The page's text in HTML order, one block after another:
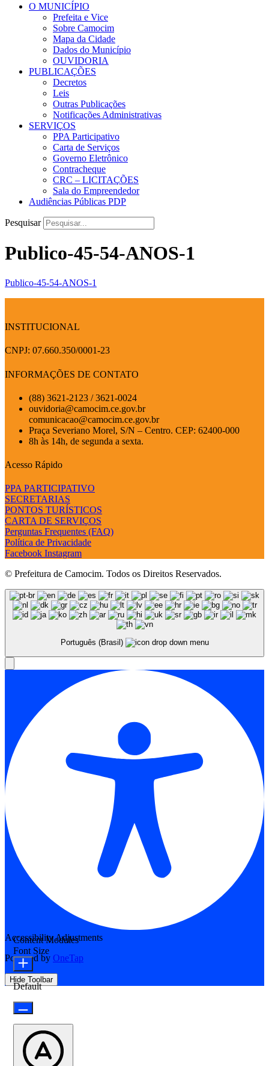
O MUNICÍPIO
Prefeita e Vice
Sobre Camocim
Mapa da Cidade
Dados do Município
OUVIDORIA
PUBLICAÇÕES
Decretos
Leis
Outras Publicações
Notificações Administrativas
SERVIÇOS
PPA Participativo
Carta de Serviços
Governo Eletrônico
Contracheque
CRC – LICITAÇÕES
Sala do Empreendedor
Audiências Públicas PDP
Pesquisar
Publico-45-54-ANOS-1
Publico-45-54-ANOS-1
INSTITUCIONAL
CNPJ: 07.660.350/0001-23
INFORMAÇÕES DE CONTATO
(88) 3621-2123 / 3621-0024
ouvidoria@camocim.ce.gov.br
comunicacao@camocim.ce.gov.br
Praça Severiano Morel, S/N – Centro. CEP: 62400-000
8h às 14h, de segunda a sexta.
Acesso Rápido
PPA PARTICIPATIVO
SECRETARIAS
PONTOS TURÍSTICOS
CARTA DE SERVIÇOS
Perguntas Frequentes (FAQ)
Política de Privacidade
Facebook Instagram
© Prefeitura de Camocim. Todos os Direitos Reservados.
Português (Brasil)
Accessibility Adjustments
Powered by OneTap
Hide Toolbar
Content Modules
Font Size
Default